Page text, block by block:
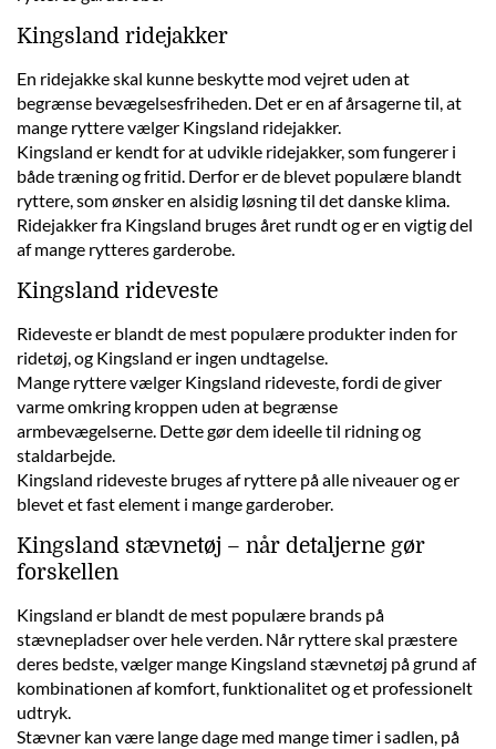
Kingsland ridejakker
En ridejakke skal kunne beskytte mod vejret uden at
begrænse bevægelsesfriheden. Det er en af årsagerne til, at
mange ryttere vælger Kingsland ridejakker.
Kingsland er kendt for at udvikle ridejakker, som fungerer i
både træning og fritid. Derfor er de blevet populære blandt
ryttere, som ønsker en alsidig løsning til det danske klima.
Ridejakker fra Kingsland bruges året rundt og er en vigtig del
af mange rytteres garderobe.
Kingsland rideveste
Rideveste er blandt de mest populære produkter inden for
ridetøj, og Kingsland er ingen undtagelse.
Mange ryttere vælger Kingsland rideveste, fordi de giver
varme omkring kroppen uden at begrænse
armbevægelserne. Dette gør dem ideelle til ridning og
staldarbejde.
Kingsland rideveste bruges af ryttere på alle niveauer og er
blevet et fast element i mange garderober.
Kingsland stævnetøj – når detaljerne gør
forskellen
Kingsland er blandt de mest populære brands på
stævnepladser over hele verden. Når ryttere skal præstere
deres bedste, vælger mange Kingsland stævnetøj på grund af
kombinationen af komfort, funktionalitet og et professionelt
udtryk.
Stævner kan være lange dage med mange timer i sadlen, på